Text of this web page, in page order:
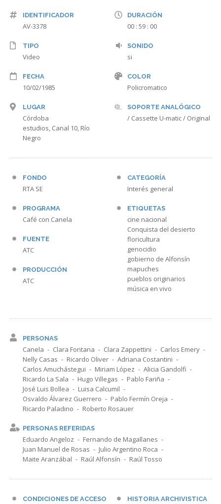
IDENTIFICADOR
AV-3378
TIPO
Video
FECHA
10/02/1985
LUGAR
Córdoba
estudios, Canal 10, Río
Negro
DURACIÓN
00 : 59 : 00
SONIDO
si
COLOR
Policromatico
SOPORTE ANALÓGICO
/ Cassette U-matic / Original
FONDO
RTA SE
PROGRAMA
Café con Canela
FUENTE
ATC
PRODUCCIÓN
ATC
CATEGORÍA
Interés general
ETIQUETAS
cine nacional
Conquista del desierto
floricultura
genocidio
gobierno de Alfonsín
mapuches
pueblos originarios
música en vivo
PERSONAS
Canela Clara Fontana Clara Zappettini
Carlos Emery
Nelly Casas
Ricardo Oliver
Adriana Costantini
Carlos Amuchástegui
Miriam López
Alicia Gandolfi
Ricardo La Sala
Hugo Villegas
Pablo Fariña
José Luis Bollea
Luisa Calcumil
Osvaldo Álvarez Guerrero
Pablo Fermín Oreja
Ricardo Paladino
Roberto Rosauer
PERSONAS REFERIDAS
Eduardo Angeloz
Fernando de Magallanes
Juan Manuel de Rosas
Julio Argentino Roca
Maite Aranzábal
Raúl Alfonsín Raúl Tosso
CONDICIONES DE ACCESO HISTORIA ARCHIVISTICA